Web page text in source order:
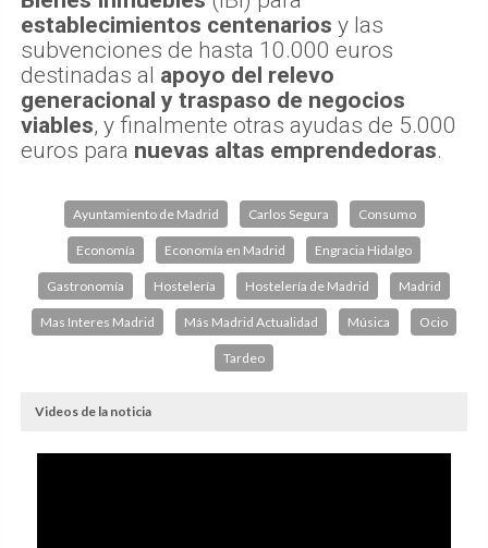
establecimientos centenarios y las
subvenciones de hasta 10.000 euros
destinadas al apoyo del relevo
generacional y traspaso de negocios
viables, y finalmente otras ayudas de 5.000
euros para nuevas altas emprendedoras.
Ayuntamiento de Madrid Carlos Segura Consumo
Economía Economía en Madrid Engracia Hidalgo
Gastronomía Hostelería Hostelería de Madrid Madrid
Mas Interes Madrid Más Madrid Actualidad Música Ocio
Tardeo
Videos de la noticia